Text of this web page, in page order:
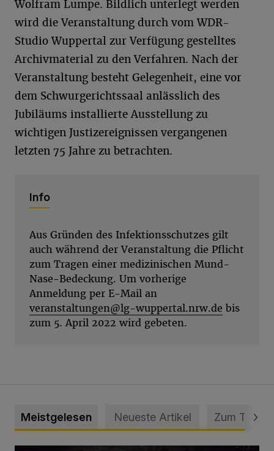
Wolfram Lumpe. Bildlich unterlegt werden
wird die Veranstaltung durch vom WDR-
Studio Wuppertal zur Verfügung gestelltes
Archivmaterial zu den Verfahren. Nach der
Veranstaltung besteht Gelegenheit, eine vor
dem Schwurgerichtssaal anlässlich des
Jubiläums installierte Ausstellung zu
wichtigen Justizereignissen vergangenen
letzten 75 Jahre zu betrachten.
Info
Aus Gründen des Infektionsschutzes gilt
auch während der Veranstaltung die Pflicht
zum Tragen einer medizinischen Mund-
Nase-Bedeckung. Um vorherige
Anmeldung per E-Mail an
veranstaltungen@lg-wuppertal.nrw.de bis
zum 5. April 2022 wird gebeten.
Meistgelesen Neueste Artikel Zum Thema